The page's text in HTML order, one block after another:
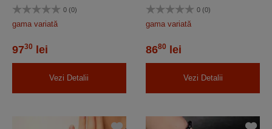
0 (0)
gama variată
9730 lei
Vezi Detalii
0 (0)
gama variată
8680 lei
Vezi Detalii